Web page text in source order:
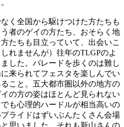
く全国から駆けつけた方たちも
者のゲイの方たち、おそらく地
たちも目立っていて、出会いこ
れませんが）往年のTLGPのよ
した。パレードを歩くのは難し
来られてフェスタを楽しんでい
こと。五大都市圏以外の地方の
の方の姿はほとんど見られない
も心理的ハードルが相当高いの
ライドはずいぶんたくさん会場